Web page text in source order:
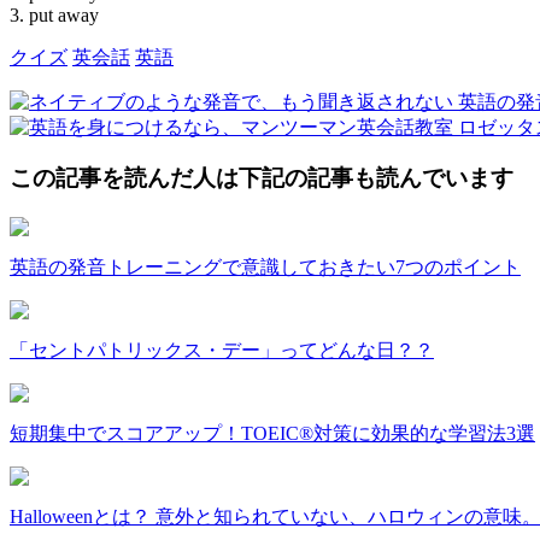
3. put away
クイズ 英会話 英語
この記事を読んだ人は下記の記事も読んでいます
英語の発音トレーニングで意識しておきたい7つのポイント
「セントパトリックス・デー」ってどんな日？？
短期集中でスコアアップ！TOEIC®対策に効果的な学習法3選
Halloweenとは？ 意外と知られていない、ハロウィンの意味。